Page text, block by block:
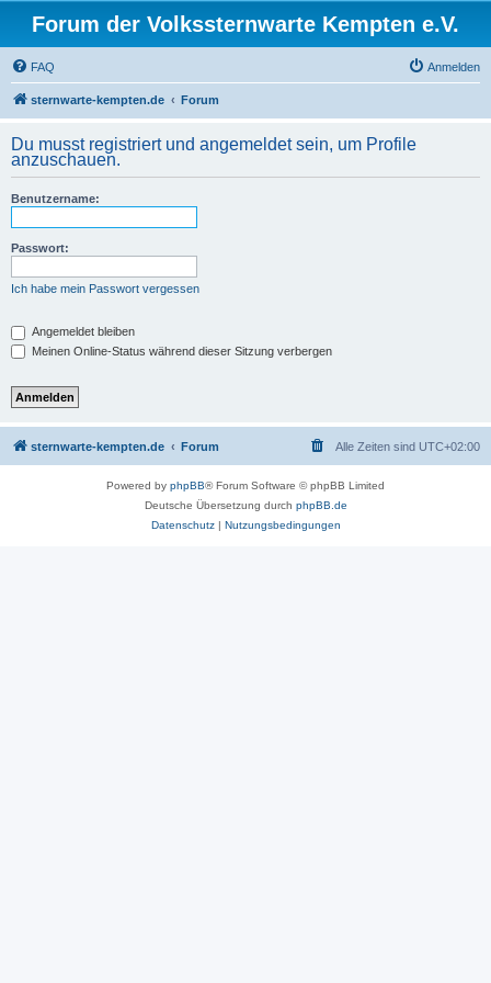
Forum der Volkssternwarte Kempten e.V.
FAQ Anmelden
sternwarte-kempten.de Forum
Du musst registriert und angemeldet sein, um Profile
anzuschauen.
Benutzername:
Passwort:
Ich habe mein Passwort vergessen
Angemeldet bleiben
Meinen Online-Status während dieser Sitzung verbergen
sternwarte-kempten.de Forum Alle Zeiten sind UTC+02:00
Powered by phpBB® Forum Software © phpBB Limited
Deutsche Übersetzung durch phpBB.de
Datenschutz| Nutzungsbedingungen